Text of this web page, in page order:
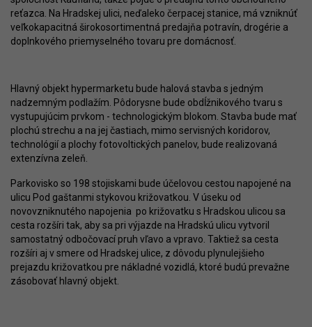
reťazca. Na Hradskej ulici, neďaleko čerpacej stanice, má vzniknúť
veľkokapacitná širokosortimentná predajňa potravín, drogérie a
doplnkového priemyselného tovaru pre domácnosť.
Hlavný objekt hypermarketu bude halová stavba s jedným
nadzemným podlažím. Pôdorysne bude obdĺžnikového tvaru s
vystupujúcim prvkom - technologickým blokom. Stavba bude mať
plochú strechu a na jej častiach, mimo servisných koridorov,
technológií a plochy fotovoltických panelov, bude realizovaná
extenzívna zeleň.
Parkovisko so 198 stojiskami bude účelovou cestou napojené na
ulicu Pod gaštanmi stykovou križovatkou. V úseku od
novovzniknutého napojenia po križovatku s Hradskou ulicou sa
cesta rozšíri tak, aby sa pri výjazde na Hradskú ulicu vytvoril
samostatný odbočovací pruh vľavo a vpravo. Taktiež sa cesta
rozšíri aj v smere od Hradskej ulice, z dôvodu plynulejšieho
prejazdu križovatkou pre nákladné vozidlá, ktoré budú prevažne
zásobovať hlavný objekt.